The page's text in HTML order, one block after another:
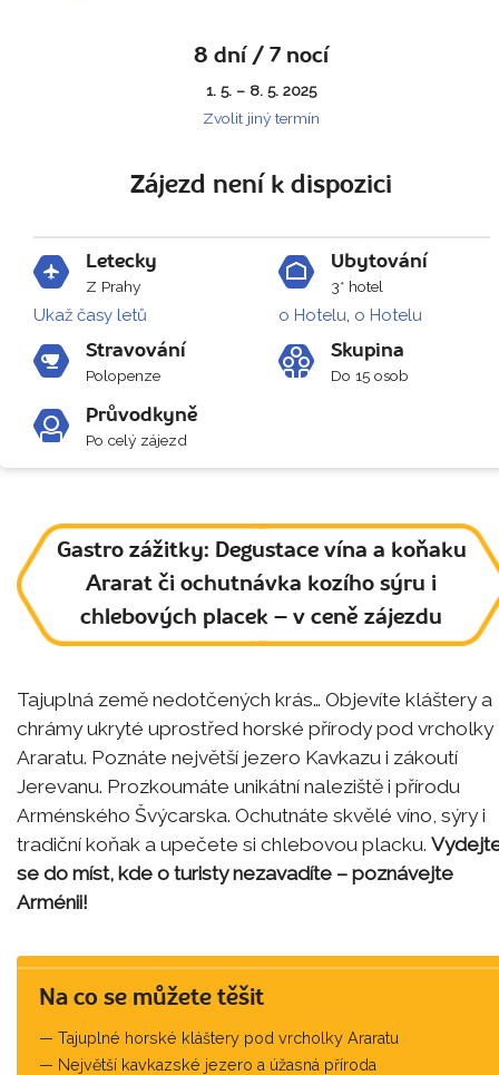
8 dní / 7 nocí
1. 5. – 8. 5. 2025
Zvolit jiný termín
Zájezd není k dispozici
Letecky
Z Prahy
Ukaž časy letů
Ubytování
3* hotel
o Hotelu o Hotelu
Stravování
Polopenze
Skupina
Do 15 osob
Průvodkyně
Po celý zájezd
Gastro zážitky: Degustace vína a koňaku
Ararat či ochutnávka kozího sýru i
chlebových placek – v ceně zájezdu
Tajuplná země nedotčených krás… Objevíte kláštery a
chrámy ukryté uprostřed horské přírody pod vrcholky
Araratu. Poznáte největší jezero Kavkazu i zákoutí
Jerevanu. Prozkoumáte unikátní naleziště i přírodu
Arménského Švýcarska. Ochutnáte skvělé víno, sýry i
tradiční koňak a upečete si chlebovou placku.
se do míst, kde o turisty nezavadíte – poznávejte
Arménii!
Na co se můžete těšit
Tajuplné horské kláštery pod vrcholky Araratu
Největší kavkazské jezero a úžasná příroda